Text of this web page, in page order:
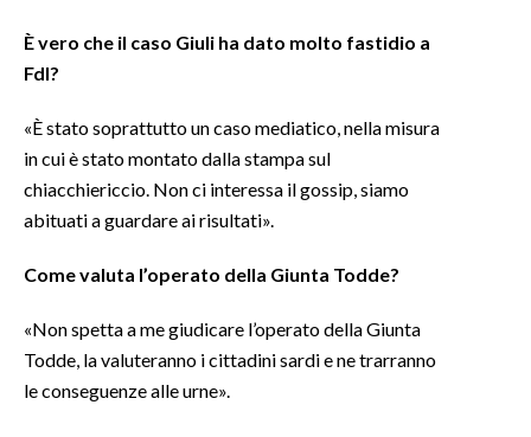
È vero che il caso Giuli ha dato molto fastidio a
FdI?
«È stato soprattutto un caso mediatico, nella misura
in cui è stato montato dalla stampa sul
chiacchiericcio. Non ci interessa il gossip, siamo
abituati a guardare ai risultati».
Come valuta l’operato della Giunta Todde?
«Non spetta a me giudicare l’operato della Giunta
Todde, la valuteranno i cittadini sardi e ne trarranno
le conseguenze alle urne».